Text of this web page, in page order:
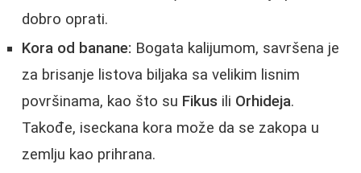
dobro oprati.
Kora od banane: Bogata kalijumom, savršena je
za brisanje listova biljaka sa velikim lisnim
površinama, kao što su Fikus ili Orhideja.
Takođe, iseckana kora može da se zakopa u
zemlju kao prihrana.